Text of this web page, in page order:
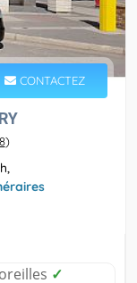
CONTACTEZ
)
✓